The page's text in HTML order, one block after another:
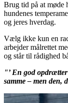
Brug tid på at møde
hundenes
og jeres hverdag.
Vælg ikke kun en
arbejder målrettet
og står til rådighed
"’ En god
samme – men